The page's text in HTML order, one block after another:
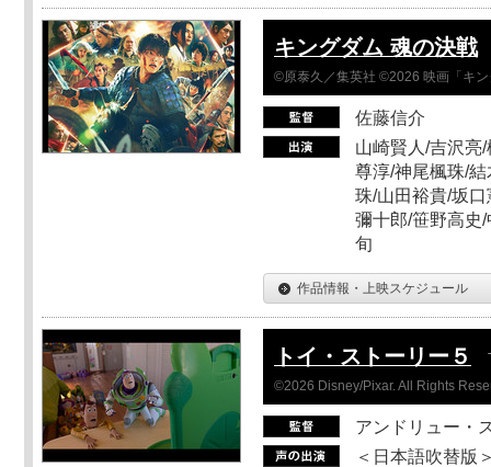
キングダム 魂の決戦
©原泰久／集英社 ©2026 映画「キ
佐藤信介
山崎賢人/吉沢亮
尊淳/神尾楓珠/
珠/山田裕貴/坂
彌十郎/笹野高史
旬
作品情報・上映スケジュール
トイ・ストーリー５
©2026 Disney/Pixar. All Rights
アンドリュー・
＜日本語吹替版